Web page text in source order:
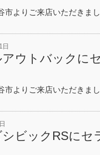
市よりご来店いただきま
日
アウトバックに
市よりご来店いただきま
ビックRSにセ